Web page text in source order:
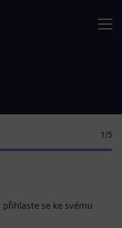
1 /5
přihlaste se ke svému